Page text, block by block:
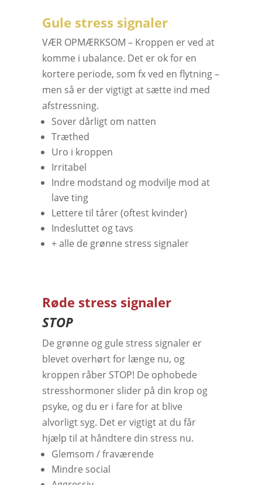
Gule stress signaler
VÆR OPMÆRKSOM – Kroppen er ved at
komme i ubalance. Det er ok for en
kortere periode, som fx ved en flytning –
men så er der vigtigt at sætte ind med
afstressning.
Sover dårligt om natten
Træthed
Uro i kroppen
Irritabel
Indre modstand og modvilje mod at
lave ting
Lettere til tårer (oftest kvinder)
Indesluttet og tavs
+ alle de grønne stress signaler
Røde stress signaler
STOP
De grønne og gule stress signaler er
blevet overhørt for længe nu, og
kroppen råber STOP! De ophobede
stresshormoner slider på din krop og
psyke, og du er i fare for at blive
alvorligt syg. Det er vigtigt at du får
hjælp til at håndtere din stress nu.
Glemsom / fraværende
Mindre social